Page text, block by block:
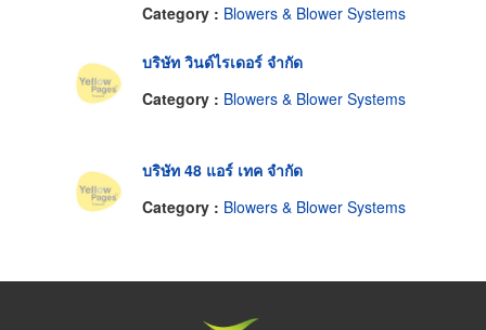
Category : Blowers & Blower Systems
บริษัท วินด์ไรเดอร์ จำกัด
Category : Blowers & Blower Systems
บริษัท 48 แอร์ เทค จำกัด
Category : Blowers & Blower Systems